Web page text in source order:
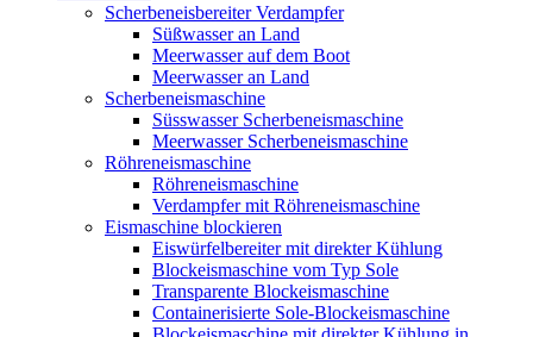
Scherbeneisbereiter Verdampfer
Süßwasser an Land
Meerwasser auf dem Boot
Meerwasser an Land
Scherbeneismaschine
Süsswasser Scherbeneismaschine
Meerwasser Scherbeneismaschine
Röhreneismaschine
Röhreneismaschine
Verdampfer mit Röhreneismaschine
Eismaschine blockieren
Eiswürfelbereiter mit direkter Kühlung
Blockeismaschine vom Typ Sole
Transparente Blockeismaschine
Containerisierte Sole-Blockeismaschine